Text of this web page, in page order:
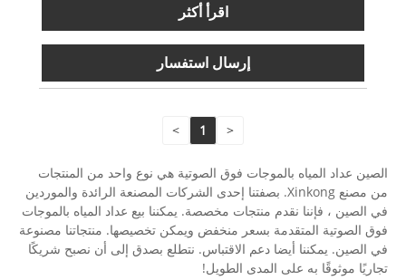
اقرأ أكثر
إرسال استفسار
<
1
>
الصين عداد المياه بالموجات فوق الصوتية هي نوع واحد من المنتجات
من مصنع Xinkong. بصفتنا إحدى الشركات المصنعة الرائدة والموردين
في الصين ، فإننا نقدم منتجات مخصصة. يمكننا بيع عداد المياه بالموجات
فوق الصوتية المتقدمة بسعر منخفض ويمكن تخصيصها. منتجاتنا مصنوعة
في الصين. يمكننا أيضا دعم الاقتباس. نتطلع بصدق إلى أن نصبح شريكًا
تجاريًا موثوقًا به على المدى الطويل!